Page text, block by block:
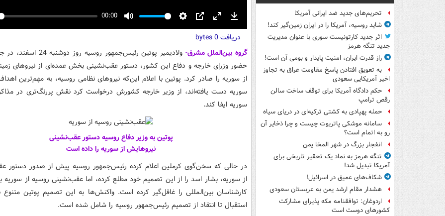
تحریم‌های جدید ضد ایرانی آمریکا
شاید روسیه، آمریکا را در ایران زمین‌گیر کند!
اثر جدید کارتونیست سوری با عنوان مدیریت
جدید تنگه هرمز
راز قدرت ایران، امنیت پایدار و بومی آن است!
به تعویق افتادن پاسخ مقاومت عراق به تجاوز
اخیر آمریکایی سعودی
حکم دادگاه آمریکا برای توقف ساخت سالن
رقص ترامپ
حمله پهپادی به کشتی ترکیه‌ای در دریای سیاه
سامانه موشکی پاتریوت چیست و چرا ذخایر آن
رو به اتمام است؟
انفجار بزرگ در شهر المخا یمن
تنگه هرمز به نماد یک تحقیر تاریخی برای
آمریکا تبدیل شد!
شکاف‌های عمیق در اسرائیل!
هشدار مقام ارشد یمن به عربستان سعودی
اردوغان: توافقنامه مکه پذیرای مشارکت
کشورهای دوست است
00:00
fullscreen
دریافت 0 bytes
گروه بین‌الملل مشرق-
ولادیمیر پوتین رئیس‌جمهور روسیه روز
حضور وزرای خارجه و دفاع این کشور، دستور عقب‌نشینی بخش عمده‌ای از نیروهای
از سوریه را صادر کرد. پوتین با اعلام این‌که نیروهای نظامی روسیه، به مهم‌ترین
سوریه دست یافته‌اند، از وزیر خارجه کشورش درخواست کرد نقش پررنگ‌تری در
سوریه ایفا کند.
پوتین به وزیر دفاع روسیه دستور عقب‌نشینی
نیروهایش از سوریه را داده است
در حالی که سخن‌گوی کرملین اعلام کرده رئیس‌جمهور روسیه پیش از صدور دستور
از سوریه، بشار اسد را از این تصمیم خود مطلع کرده، اما عقب‌نشینی روسیه از سوریه
کارشناسان بین‌المللی را غافل‌گیر کرده است. واکنش‌ها به این تصمیم پوتین متنوع
استقبال تا انتقاد از تصمیم رئیس‌جمهور روسیه را شامل شده است.